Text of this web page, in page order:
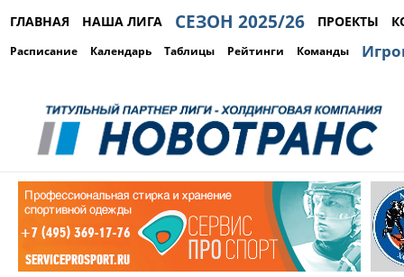
ГЛАВНАЯ НАША ЛИГА СЕЗОН 2025/26 ПРОЕКТЫ
Расписание Календарь Таблицы Рейтинги Команды